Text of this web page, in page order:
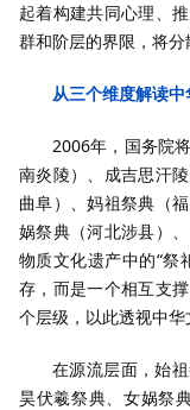
起着构建共同心理、
群和阶层的界限，将分
从三个维度解读
2006年，国务院
南炎陵）、成吉思汗
曲阜）、妈祖祭典（
娲祭典（河北涉县）
物质文化遗产中的“祭
存，而是一个相互支
个层级，以此透视中华
在源流层面，始
昊伏羲祭典、女娲祭